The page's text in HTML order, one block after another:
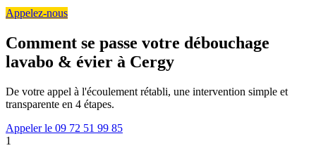
Appelez-nous
Comment se passe votre débouchage
lavabo & évier à Cergy
De votre appel à l'écoulement rétabli, une intervention simple et
transparente en 4 étapes.
Appeler le 09 72 51 99 85
1